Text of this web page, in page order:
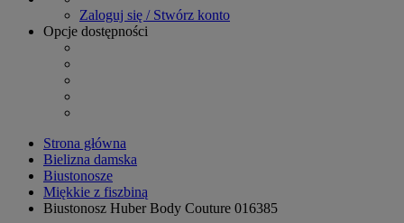
Zaloguj się / Stwórz konto
Opcje dostępności
Strona główna
Bielizna damska
Biustonosze
Miękkie z fiszbiną
Biustonosz Huber Body Couture 016385